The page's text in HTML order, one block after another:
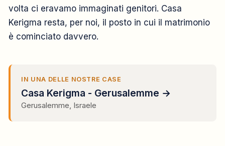
volta ci eravamo immaginati genitori. Casa
Kerigma resta, per noi, il posto in cui il matrimonio
è cominciato davvero.
IN UNA DELLE NOSTRE CASE
Casa Kerigma - Gerusalemme →
Gerusalemme, Israele